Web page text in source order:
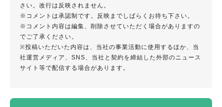
さい。改行は反映されません。
※コメントは承認制です。反映までしばらくお待ち下さい。
※コメント内容は編集、削除させていただく場合がありますの
でご了承ください。
※投稿いただいた内容は、当社の事業活動に使用するほか、当
社運営メディア、SNS、当社と契約を締結した外部のニュース
サイト等で配信する場合があります。